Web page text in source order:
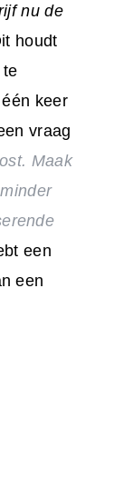
nu de
houdt
te
keer
vraag
Maak
een
een